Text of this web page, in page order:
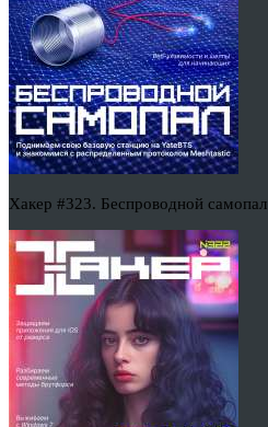
Хакер #323. Беспроводной самопал